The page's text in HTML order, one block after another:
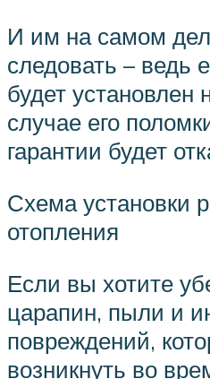
И им на самом
следовать – ведь
будет установлен
случае его
гарантии будет
Схема установки
отопления
Если вы хотите
царапин, пыли и
повреждений,
возникнуть во